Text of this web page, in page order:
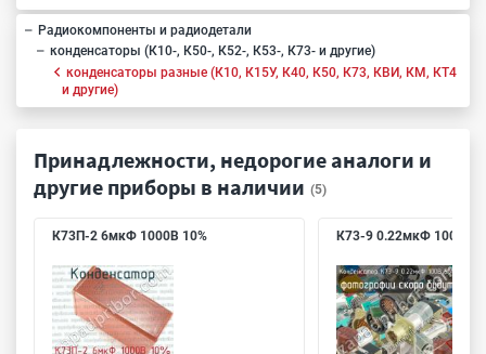
Радиокомпоненты и радиодетали
конденсаторы (К10-, К50-, К52-, К53-, К73- и другие)
конденсаторы разные (К10, К15У, К40, К50, К73, КВИ, КМ, КТ4
и другие)
Принадлежности, недорогие аналоги и
другие приборы в наличии (5)
К73П-2 6мкФ 1000В 10% К73-9 0.22мкФ 100В 5%